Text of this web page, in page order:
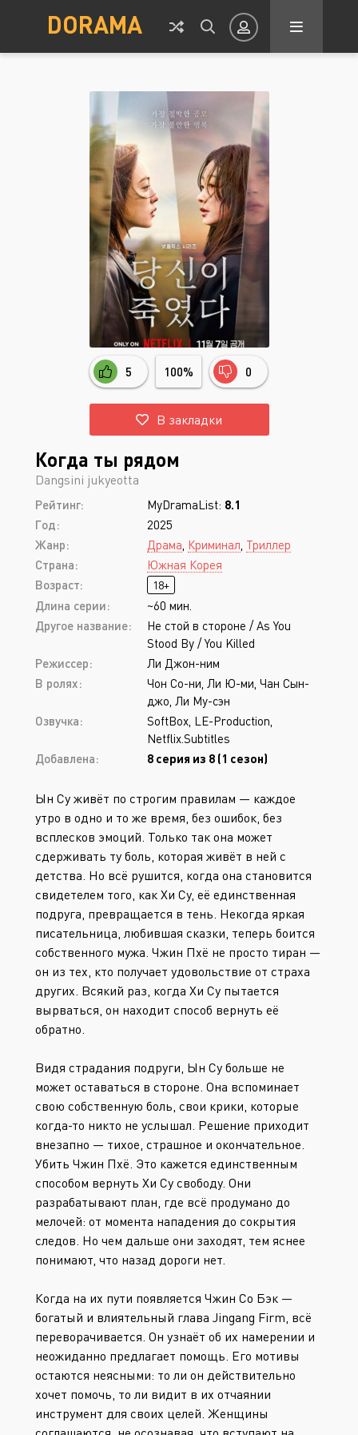
DORAMA
Авторизация
Запомнить
ВОЙТИ НА САЙТ
Регистрация Восстановить пароль
Или войти через
5 100% 0
В закладки
Когда ты рядом
Dangsini jukyeotta
Рейтинг: MyDramaList: 8.1
Год:
2025
Жанр:
Драма Криминал Триллер
Страна:
Южная Корея
Возраст:
18+
Длина серии:
~60 мин.
Другое название:
Не стой в стороне / As You
Stood By / You Killed
Режиссер:
Ли Джон-ним
В ролях:
Чон Со-ни, Ли Ю-ми, Чан Сын-
джо, Ли Му-сэн
Озвучка:
SoftBox, LE-Production,
Netflix.Subtitles
Добавлена:
8 серия из 8 (1 сезон)
Ын Су живёт по строгим правилам — каждое
утро в одно и то же время, без ошибок, без
всплесков эмоций. Только так она может
сдерживать ту боль, которая живёт в ней с
детства. Но всё рушится, когда она становится
свидетелем того, как Хи Су, её единственная
подруга, превращается в тень. Некогда яркая
писательница, любившая сказки, теперь боится
собственного мужа. Чжин Пхё не просто тиран —
он из тех, кто получает удовольствие от страха
других. Всякий раз, когда Хи Су пытается
вырваться, он находит способ вернуть её
обратно.
Видя страдания подруги, Ын Су больше не
может оставаться в стороне. Она вспоминает
свою собственную боль, свои крики, которые
когда-то никто не услышал. Решение приходит
внезапно — тихое, страшное и окончательное.
Убить Чжин Пхё. Это кажется единственным
способом вернуть Хи Су свободу. Они
разрабатывают план, где всё продумано до
мелочей: от момента нападения до сокрытия
следов. Но чем дальше они заходят, тем яснее
понимают, что назад дороги нет.
Когда на их пути появляется Чжин Со Бэк —
богатый и влиятельный глава Jingang Firm, всё
переворачивается. Он узнаёт об их намерении и
неожиданно предлагает помощь. Его мотивы
остаются неясными: то ли он действительно
хочет помочь, то ли видит в их отчаянии
инструмент для своих целей. Женщины